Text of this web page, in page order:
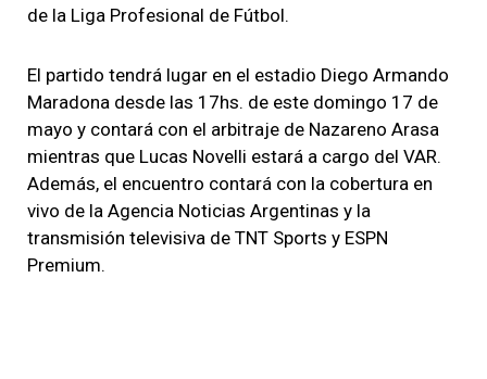
de la Liga Profesional de Fútbol.
El partido tendrá lugar en el estadio Diego Armando
Maradona desde las 17hs. de este domingo 17 de
mayo y contará con el arbitraje de Nazareno Arasa
mientras que Lucas Novelli estará a cargo del VAR.
Además, el encuentro contará con la cobertura en
vivo de la Agencia Noticias Argentinas y la
transmisión televisiva de TNT Sports y ESPN
Premium.